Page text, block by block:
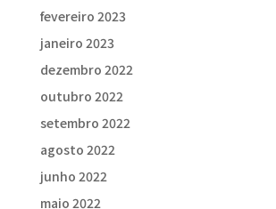
fevereiro 2023
janeiro 2023
dezembro 2022
outubro 2022
setembro 2022
agosto 2022
junho 2022
maio 2022